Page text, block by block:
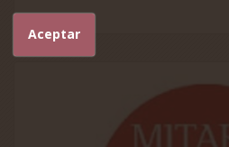
Aceptar